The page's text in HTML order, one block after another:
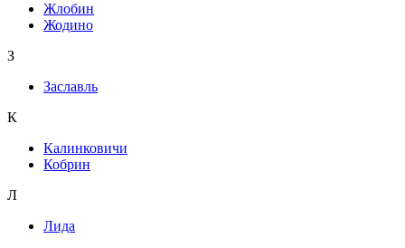
Жлобин
Жодино
З
Заславль
К
Калинковичи
Кобрин
Л
Лида